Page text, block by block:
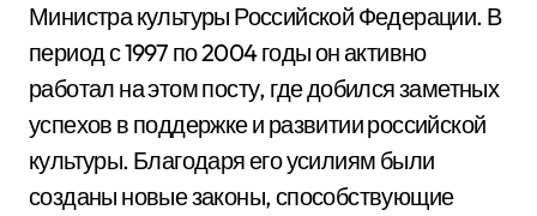
Министра культуры Российской Федерации. В
период с 1997 по 2004 годы он активно
работал на этом посту, где добился заметных
успехов в поддержке и развитии российской
культуры. Благодаря его усилиям были
созданы новые законы, способствующие